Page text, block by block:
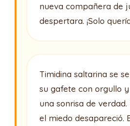
nueva compañera de
despertara. ¡Solo
Timidina saltarina se
su gafete con orgullo
una sonrisa de
el miedo desapareció.